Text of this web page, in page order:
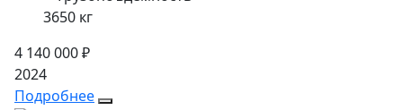
3650 кг
4 140 000 ₽
2024
Подробнее